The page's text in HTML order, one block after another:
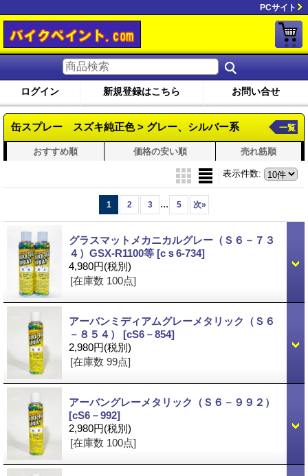
PCサイト
ログイン 新規登録はこちら お問い合せ
缶スプレー スズキ純正色 > グレー、シルバー系 一覧
おすすめ順 価格の安い順 売れ筋順
表示件数:
1 2 3 ... 5 次»
グラスマットメカニカルグレー（Ｓ６－７３
４）GSX-R1100等 [cｓ6-734]
4,980円(税別)
[在庫数 100点]
アーバンミディアムグレーメタリック（Ｓ６
－８５４） [cS6－854]
2,980円(税別)
[在庫数 99点]
アーバングレーメタリック（Ｓ６－９９２）
[cS6－992]
2,980円(税別)
[在庫数 100点]